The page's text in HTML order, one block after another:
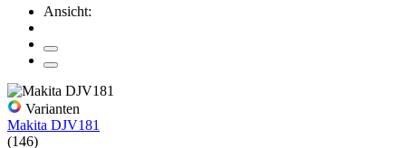
Ansicht:
Varianten
Makita DJV181
(146)